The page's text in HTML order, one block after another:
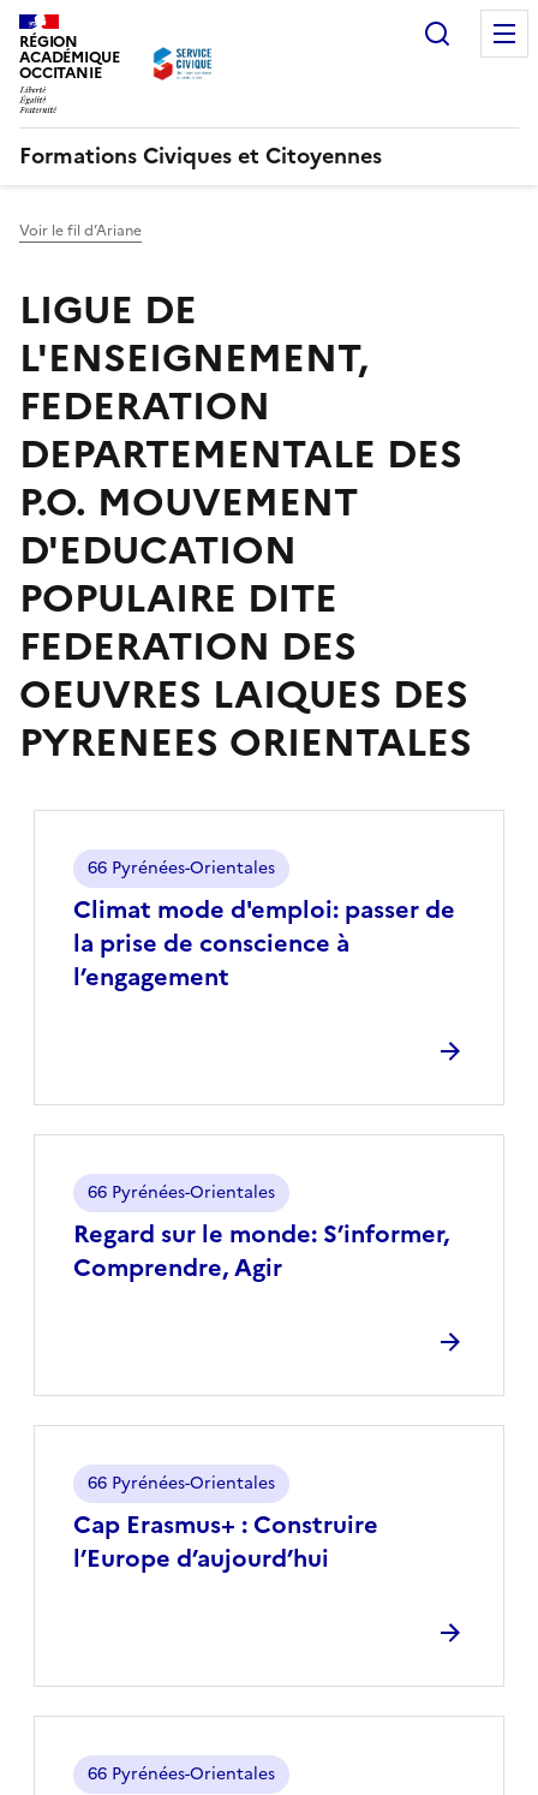
RÉGION
ACADÉMIQUE
OCCITANIE
Formations Civiques et Citoyennes
Voir le fil d’Ariane
LIGUE DE
L'ENSEIGNEMENT,
FEDERATION
DEPARTEMENTALE DES
P.O. MOUVEMENT
D'EDUCATION
POPULAIRE DITE
FEDERATION DES
OEUVRES LAIQUES DES
PYRENEES ORIENTALES
Climat mode d'emploi: passer de
la prise de conscience à
l’engagement
Localisation
66 Pyrénées-Orientales
Regard sur le monde: S’informer,
Comprendre, Agir
Localisation
66 Pyrénées-Orientales
Cap Erasmus+ : Construire
l’Europe d’aujourd’hui
Localisation
66 Pyrénées-Orientales
Localisation
66 Pyrénées-Orientales